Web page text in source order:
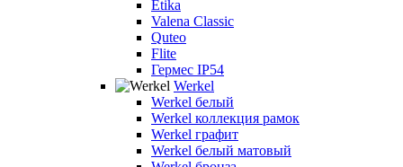
Etika
Valena Classic
Quteo
Flite
Гермес IP54
Werkel
Werkel белый
Werkel коллекция рамок
Werkel графит
Werkel белый матовый